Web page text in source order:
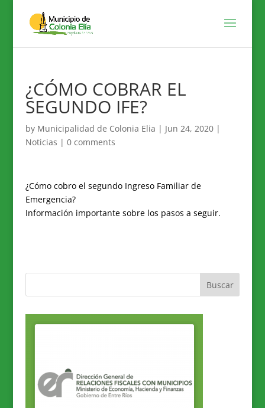
¿CÓMO COBRAR EL
SEGUNDO IFE?
by Municipalidad de Colonia Elia | Jun 24, 2020|
Noticias | 0 comments
¿Cómo cobro el segundo Ingreso Familiar de
Emergencia?
Información importante sobre los pasos a seguir.